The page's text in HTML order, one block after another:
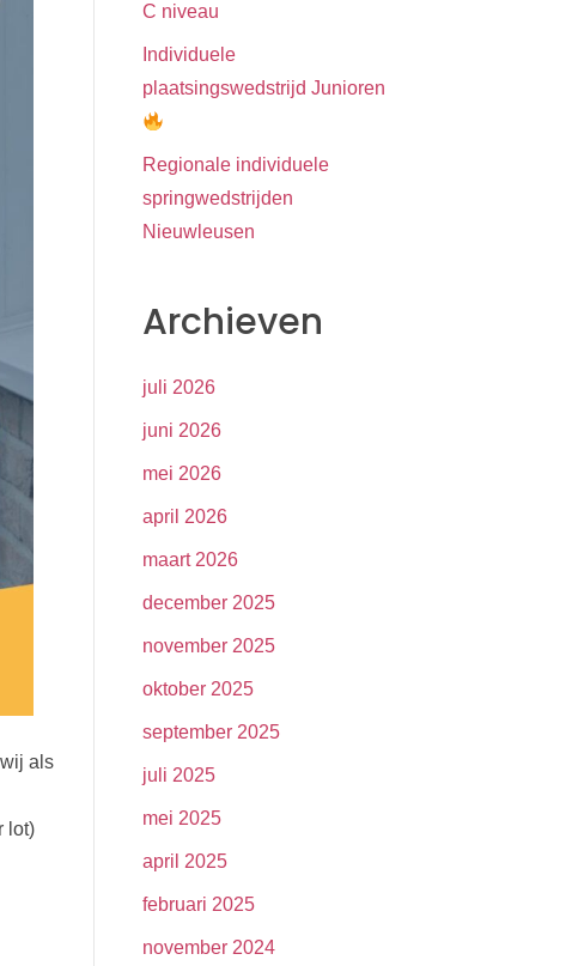
als
lot)
C niveau
Individuele
plaatsingswedstrijd Junioren
Regionale individuele
springwedstrijden
Nieuwleusen
Archieven
juli 2026
juni 2026
mei 2026
april 2026
maart 2026
december 2025
november 2025
oktober 2025
september 2025
juli 2025
mei 2025
april 2025
februari 2025
november 2024